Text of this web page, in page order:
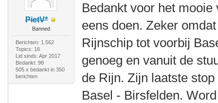
PietV*
Banned
Berichten: 1.562
Topics: 16
Lid sinds: Apr 2017
Bedankt: 98
505 x bedankt in 350
berichten
Bedankt voor het
eens doen. Zeker
Rijnschip tot voorbij
genoeg en vanuit de
de Rijn. Zijn laatste
Basel - Birsfelden.